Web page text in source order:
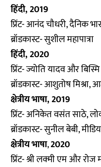
हिंदी, 2019
प्रिंट- आनंद चौधरी, दैनिक
ब्रॉडकास्ट- सुशील महापात्रा
हिंदी, 2020
प्रिंट- ज्योति यादव और
ब्रॉडकास्ट- आशुतोष
क्षेत्रीय भाषा, 2019
प्रिंट- अनिकेत वसंत साठे,
ब्रॉडकास्ट- सुनील बेबी,
क्षेत्रीय भाषा,2020
प्रिंट- श्री लक्मी एम और